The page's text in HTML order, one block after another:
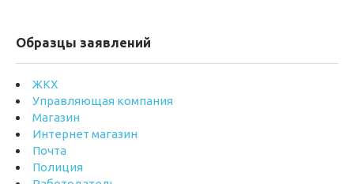
Образцы заявлений
ЖКХ
Управляющая компания
Магазин
Интернет магазин
Почта
Полиция